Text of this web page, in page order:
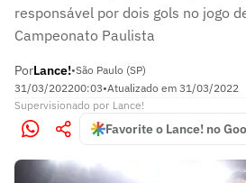
responsável por dois gols no jogo
Campeonato Paulista
PorLance!•São Paulo (SP)
31/03/202200:03•Atualizado em 31/03/2022
Supervisionado por Lance!
Favorite o Lance! no